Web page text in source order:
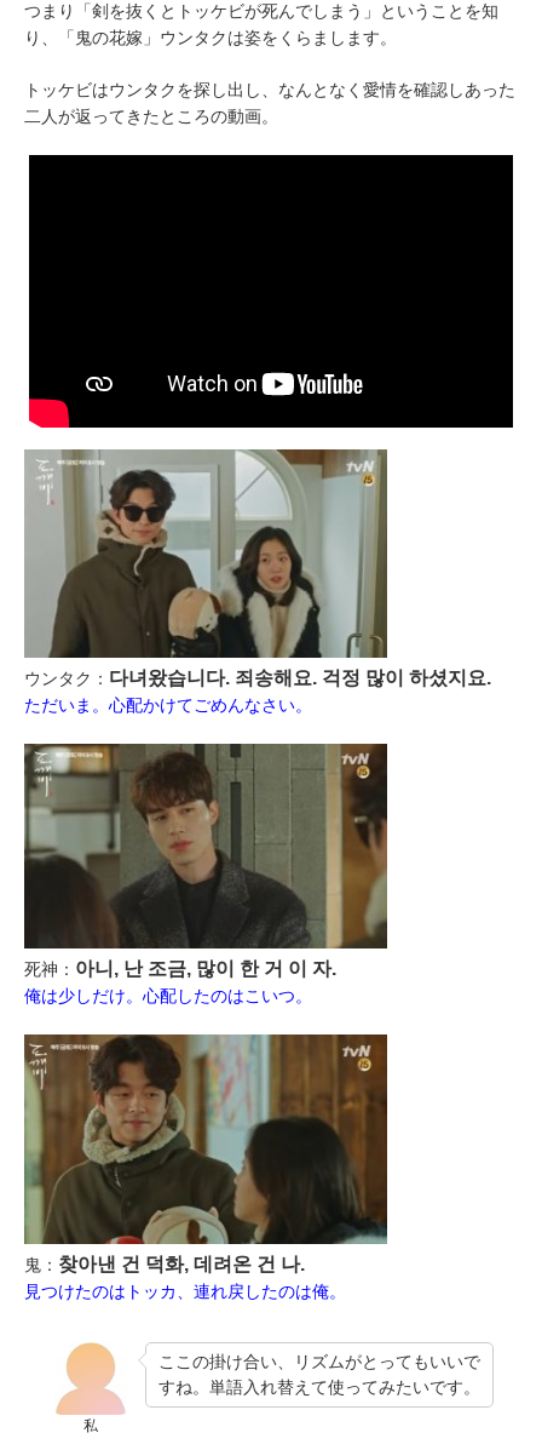
つまり「剣を抜くとトッケビが死んでしまう」ということを知
り、「鬼の花嫁」ウンタクは姿をくらまします。
トッケビはウンタクを探し出し、なんとなく愛情を確認しあった
二人が返ってきたところの動画。
ウンタク： 다녀왔습니다. 죄송해요. 걱정 많이 하셨지요.
ただいま。心配かけてごめんなさい。
死神： 아니, 난 조금, 많이 한 거 이 자.
俺は少しだけ。心配したのはこいつ。
鬼： 찾아낸 건 덕화, 데려온 건 나.
見つけたのはトッカ、連れ戻したのは俺。
私
ここの掛け合い、リズムがとってもいいで
すね。単語入れ替えて使ってみたいです。